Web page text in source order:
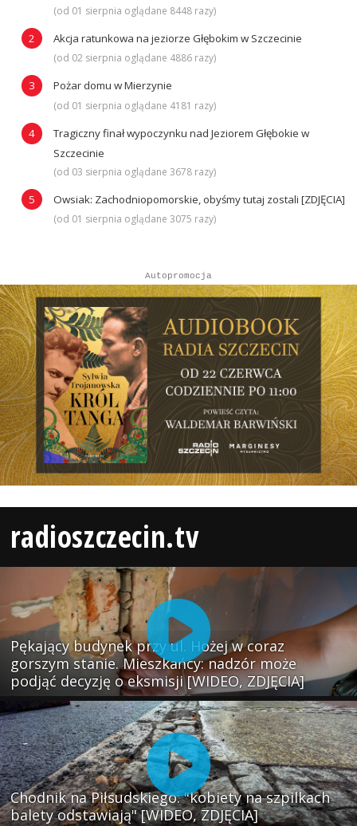
(od 01 sierpnia oglądane 8448 razy)
Akcja ratunkowa na jeziorze Głębokim w Szczecinie
(od 02 sierpnia oglądane 4886 razy)
Pożar domu w Mierzynie
(od 01 sierpnia oglądane 4181 razy)
Tragiczny finał wypoczynku nad Jeziorem Głębokie w
Szczecinie
(od 03 sierpnia oglądane 3678 razy)
Owsiak: Zachodniopomorskie, obyśmy tutaj zostali [ZDJĘCIA]
(od 01 sierpnia oglądane 3075 razy)
Autopromocja
radioszczecin.tv
Pękający budynek przy ul. Hożej w coraz
gorszym stanie. Mieszkańcy: nadzór może
podjąć decyzję o eksmisji [WIDEO, ZDJĘCIA]
Chodnik na Piłsudskiego: "kobiety na szpilkach
balety odstawiają" [WIDEO, ZDJĘCIA]